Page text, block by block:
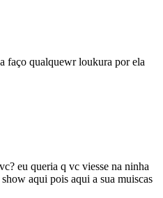
faço qualquewr loukura por ela
eu queria q vc viesse na ninha
aqui pois aqui a sua muiscas